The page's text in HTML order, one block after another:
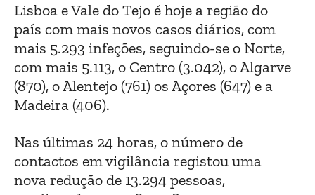
Lisboa e Vale do Tejo é hoje a região do
país com mais novos casos diários, com
mais 5.293 infeções, seguindo-se o Norte,
com mais 5.113, o Centro (3.042), o Algarve
(870), o Alentejo (761) os Açores (647) e a
Madeira (406).
Nas últimas 24 horas, o número de
contactos em vigilância registou uma
nova redução de 13.294 pessoas,